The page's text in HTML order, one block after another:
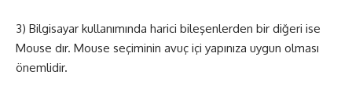
3) Bilgisayar kullanımında harici bileşenlerden bir diğeri ise
Mouse dır. Mouse seçiminin avuç içi yapınıza uygun olması
önemlidir.